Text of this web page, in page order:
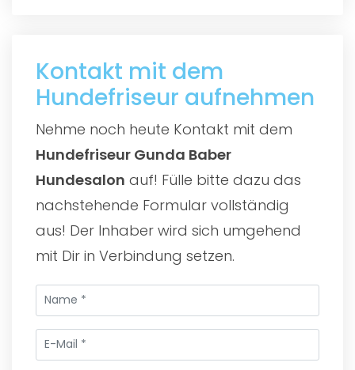
Kontakt mit dem
Hundefriseur aufnehmen
Nehme noch heute Kontakt mit dem
Hundefriseur Gunda Baber
Hundesalon auf! Fülle bitte dazu das
nachstehende Formular vollständig
aus! Der Inhaber wird sich umgehend
mit Dir in Verbindung setzen.